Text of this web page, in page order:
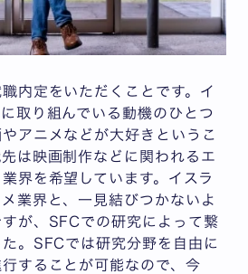
内定をいただくことです。イ
取り組んでいる動機のひとつ
アニメなどが大好きというこ
は映画制作などに関われるエ
界を希望しています。イスラ
業界と、一見結びつかないよ
が、SFCでの研究によって繋
。SFCでは研究分野を自由に
することが可能なので、今